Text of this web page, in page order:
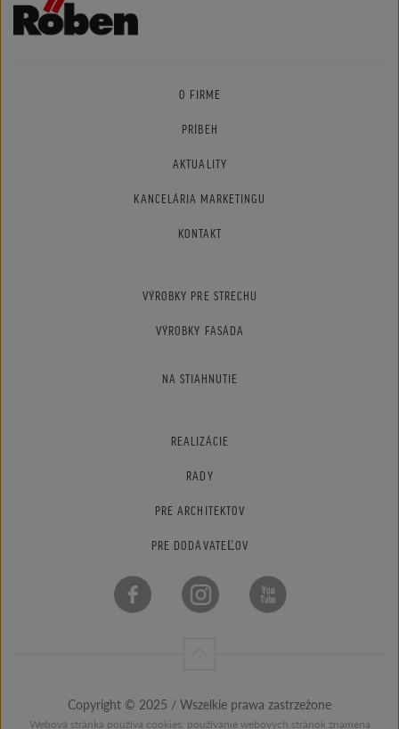
O FIRME
PRÍBEH
AKTUALITY
KANCELÁRIA MARKETINGU
KONTAKT
VÝROBKY PRE STRECHU
VÝROBKY FASÁDA
NA STIAHNUTIE
REALIZÁCIE
RADY
PRE ARCHITEKTOV
PRE DODÁVATEĽOV
Copyright © 2025 / Wszelkie prawa zastrzeżone
Webová stránka používa cookies. používanie webových stránok znamená